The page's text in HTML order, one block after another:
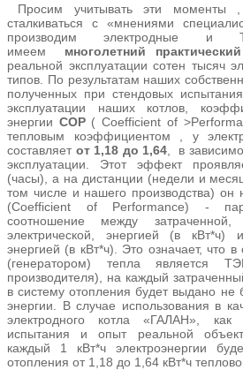
Просим учитывать эти моменты
сталкиваться с «мнениями
производим электродные
имеем многолетний
реальной эксплуатации сотен тысяч
типов. По результатам наших
полученных при стендовых
эксплуатации наших котлов,
энергии СОР( Coefficient of
тепловым коэффициентом , у
составляет от 1,18 до 1,64 , в
эксплуатации. Этот эффект
(часы), а на дистанции (недели и
том числе и нашего производства)
(Coefficient of Performance) -
соотношение между
электрической, энергией (в кВт*ч)
энергией (в кВт*ч). Это означает, что
(генератором) тепла является
производителя), на каждый
в систему отопления будет выдано не
энергии. В случае использования в
электродного котла «ГАЛАН», как
испытания и опыт реальной
каждый 1 кВт*ч электроэнергии
отопления от 1,18 до 1,64 кВт*ч